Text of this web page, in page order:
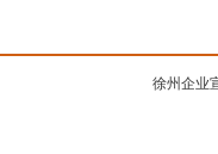
徐州企业